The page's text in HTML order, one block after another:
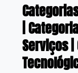
Serviços|